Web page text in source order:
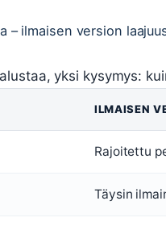
– ilmaisen version
yksi kysymys:
ILMAISEN
Rajoitettu
Täysin